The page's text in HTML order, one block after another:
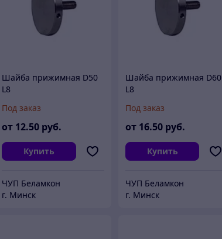
Шайба прижимная D50
L8
Под заказ
от 12.50 руб.
Купить
ЧУП Беламкон
г. Минск
Шайба прижимная D60
L8
Под заказ
от 16.50 руб.
Купить
ЧУП Беламкон
г. Минск